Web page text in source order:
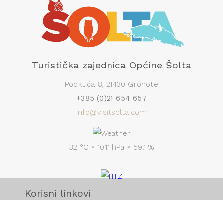
Turistička zajednica Općine Šolta
Podkuća 8, 21430 Grohote
+385 (0)21 654 657
info@visitsolta.com
32 °C • 1011 hPa • 59.1 %
Korisni linkovi